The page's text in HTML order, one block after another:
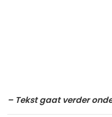
– Tekst gaat verder